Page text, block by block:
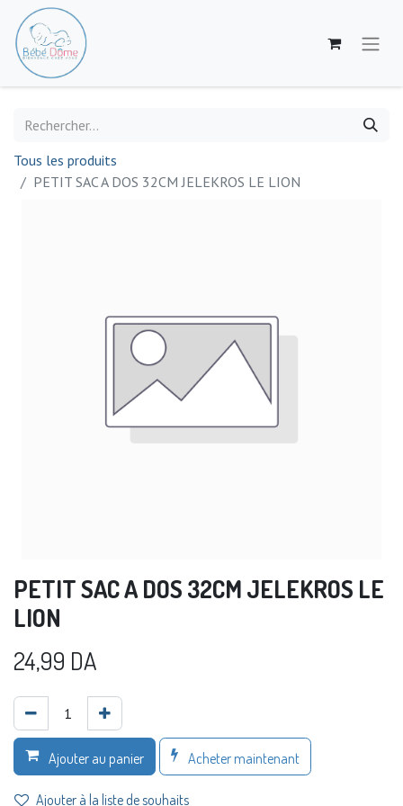
Tous les produits
PETIT SAC A DOS 32CM JELEKROS LE LION
PETIT SAC A DOS 32CM JELEKROS LE
LION
24,99 DA
Ajouter au panier Acheter maintenant
Ajouter à la liste de souhaits